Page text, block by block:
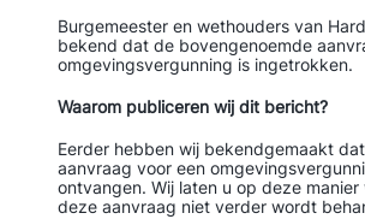
Burgemeester en wethouders van
bekend dat de bovengenoemde
omgevingsvergunning is ingetrokken.
Waarom publiceren wij dit bericht?
Eerder hebben wij bekendgemaakt
aanvraag voor een
ontvangen. Wij laten u op deze
deze aanvraag niet verder wordt